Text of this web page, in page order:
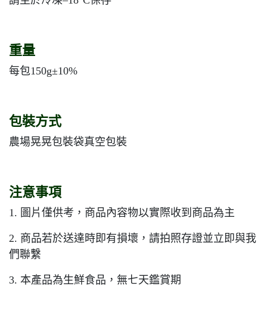
重量
每包150g±10%
包裝方式
農場晃晃包裝袋真空包裝
注意事項
1. 圖片僅供考，商品內容物以實際收到商品為主
2. 商品若於送達時即有損壞，請拍照存證並立即與我
們聯繫
3. 本產品為生鮮食品，無七天鑑賞期